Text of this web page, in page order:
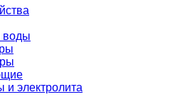
воды
и электролита